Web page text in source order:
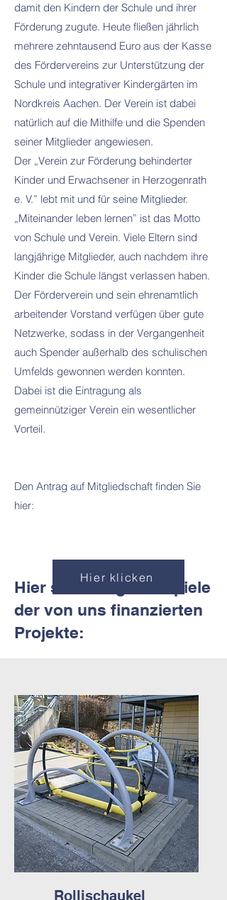
damit den Kindern der Schule und ihrer
Förderung zugute. Heute fließen jährlich
mehrere zehntausend Euro aus der Kasse
des Fördervereins zur Unterstützung der
Schule und integrativer Kindergärten im
Nordkreis Aachen. Der Verein ist dabei
natürlich auf die Mithilfe und die Spenden
seiner Mitglieder angewiesen.
Der „Verein zur Förderung behinderter
Kinder und Erwachsener in Herzogenrath
e. V.” lebt mit und für seine Mitglieder.
„Miteinander leben lernen” ist das Motto
von Schule und Verein. Viele Eltern sind
langjährige Mitglieder, auch nachdem ihre
Kinder die Schule längst verlassen haben.
Der Förderverein und sein ehrenamtlich
arbeitender Vorstand verfügen über gute
Netzwerke, sodass in der Vergangenheit
auch Spender außerhalb des schulischen
Umfelds gewonnen werden konnten.
Dabei ist die Eintragung als
gemeinnütziger Verein ein wesentlicher
Vorteil.
Den Antrag auf Mitgliedschaft finden Sie
hier:
​Hier sind einige Beispiele
der von uns finanzierten
Projekte:
Hier klicken
Rollischaukel